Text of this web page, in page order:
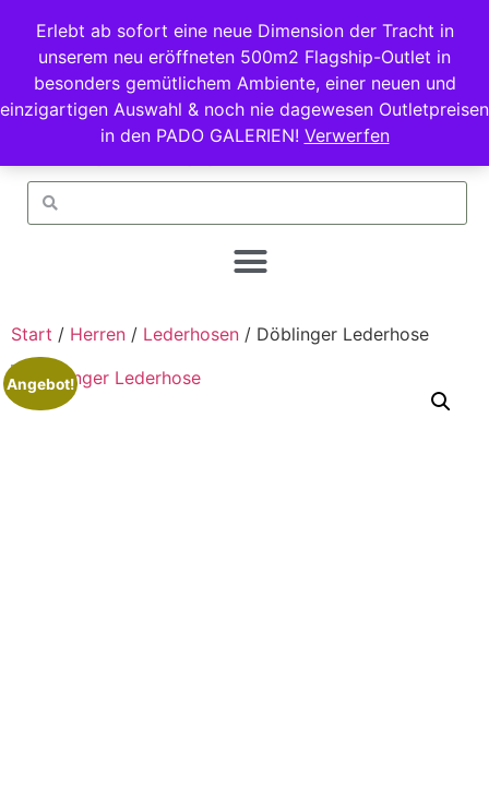
Erlebt ab sofort eine neue Dimension der Tracht in
unserem neu eröffneten 500m2 Flagship-Outlet in
besonders gemütlichem Ambiente, einer neuen und
einzigartigen Auswahl & noch nie dagewesen Outletpreisen
in den PADO GALERIEN! Verwerfen
Start / Herren / Lederhosen / Döblinger Lederhose
Angebot!